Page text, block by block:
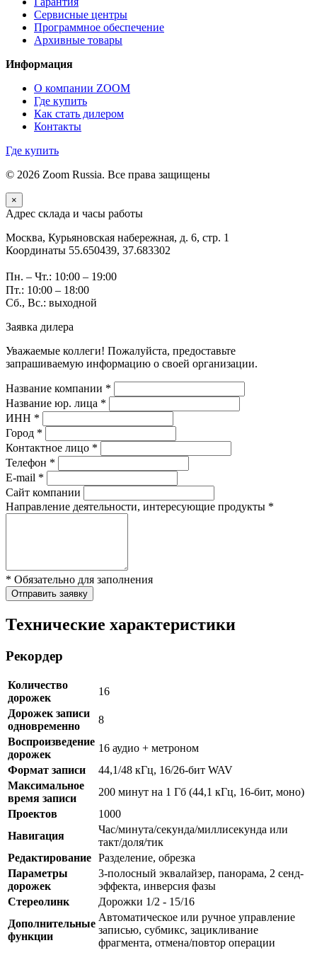
Сервисные центры
Программное обеспечение
Архивные товары
Информация
О компании ZOOM
Где купить
Как стать дилером
Контакты
Где купить
© 2026 Zoom Russia. Все права защищены
×
Адрес склада и часы работы
Москва, Курьяновская набережная, д. 6, стр. 1
Координаты 55.650439, 37.683302
Пн. – Чт.: 10:00 – 19:00
Пт.: 10:00 – 18:00
Сб., Вс.: выходной
Заявка дилера
Уважаемые коллеги! Пожалуйста, предоставьте
запрашиваемую информацию о своей организации.
Название компании *
Название юр. лица *
ИНН *
Город *
Контактное лицо *
Телефон *
E-mail *
Сайт компании
Направление деятельности, интересующие продукты *
* Обязательно для заполнения
Отправить заявку
Технические характеристики
Рекордер
Количество
дорожек
16
Дорожек записи
одновременно
8
Воспроизведение
дорожек
16 аудио + метроном
Формат записи
44,1/48 кГц, 16/26-бит WAV
Максимальное
время записи
200 минут на 1 Гб (44,1 кГц, 16-бит, моно)
Проектов
1000
Навигация
Час/минута/секунда/миллисекунда или
такт/доля/тик
Редактирование Разделение, обрезка
Параметры
дорожек
3-полосный эквалайзер, панорама, 2 сенд-
эффекта, инверсия фазы
Стереолинк
Дорожки 1/2 - 15/16
Дополнительные
функции
Автоматическое или ручное управление
записью, субмикс, зацикливание
фрагмента, отмена/повтор операции